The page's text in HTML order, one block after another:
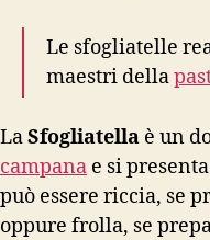
Le sfogliatelle
maestri della
LaSfogliatella è un
campana e si
può essere riccia, se
oppure frolla, se